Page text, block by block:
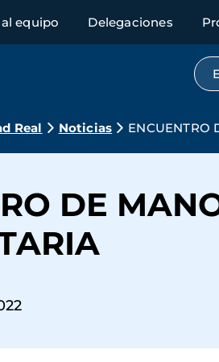
equipo Delegaciones
Real Noticias ENCUENTRO
DE